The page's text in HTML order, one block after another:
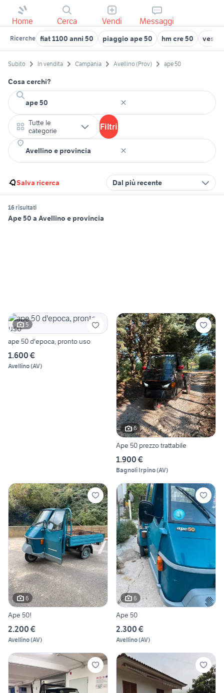
Home Cerca Vendi Messaggi
Ricerche fiat 1100 anni 50 piaggio ape 50 hm cre 50
Subito In vendita Campania Avellino (Prov) ape 50
Cosa cerchi?
Tutte le
categorie
Filtri
Salva ricerca Dal più recente
16 risultati
Ape 50 a Avellino e provincia
5
ape 50 d'epoca, pronto uso
1.600 €
Avellino(AV)
6
Ape 50 prezzo trattabile
1.900 €
Bagnoli Irpino(AV)
6
Ape 50!
2.200 €
Avellino(AV)
6
Ape 50
2.300 €
Avellino(AV)